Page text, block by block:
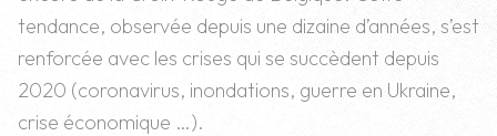
tendance, observée depuis une dizaine d’années, s’est
renforcée avec les crises qui se succèdent depuis
2020 (coronavirus, inondations, guerre en Ukraine,
crise économique …).